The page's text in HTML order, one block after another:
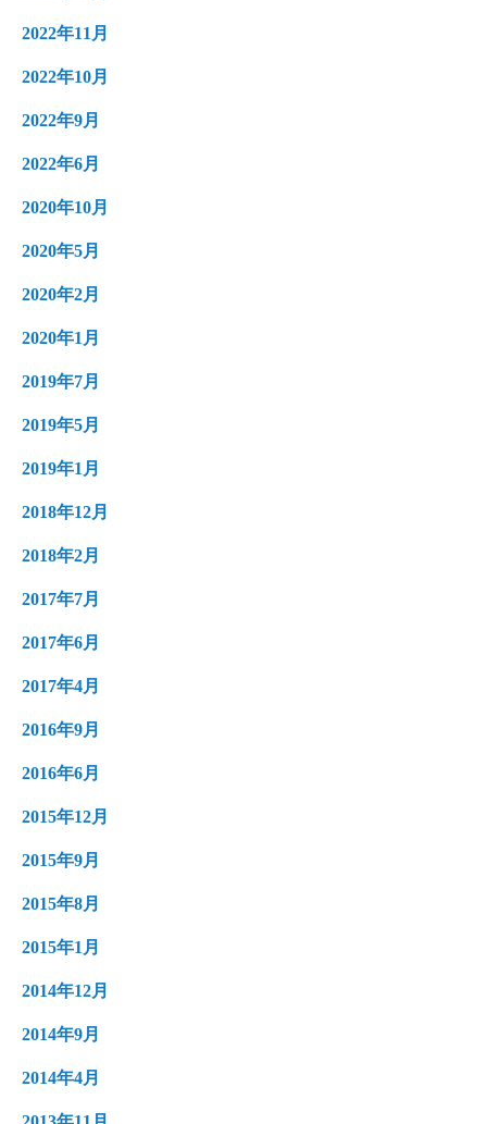
2022年11月
2022年10月
2022年9月
2022年6月
2020年10月
2020年5月
2020年2月
2020年1月
2019年7月
2019年5月
2019年1月
2018年12月
2018年2月
2017年7月
2017年6月
2017年4月
2016年9月
2016年6月
2015年12月
2015年9月
2015年8月
2015年1月
2014年12月
2014年9月
2014年4月